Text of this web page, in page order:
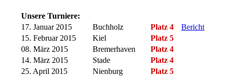
Unsere Turniere:
17. Januar 2015
Buchholz Platz 4
Bericht
15. Februar 2015
Kiel
Platz 5
08. März 2015
Bremerhaven
Platz 4
14. März 2015
Stade
Platz 4
25. April 2015
Nienburg Platz 5